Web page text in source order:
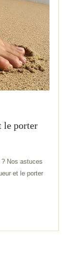
qualité, ce
vieoffre non
également
à l’usure
confiance,
Les
assurent
pour une
pour une
inoxydable
le porter
Nos astuces
et le porter